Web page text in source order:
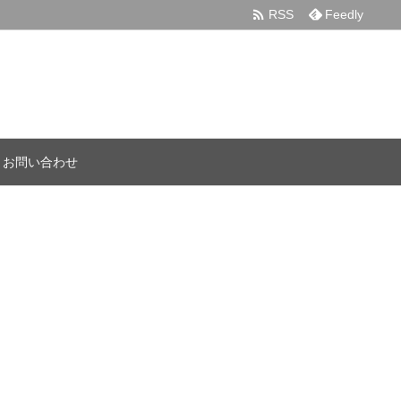
お問い合わせ
 RSS Feedly